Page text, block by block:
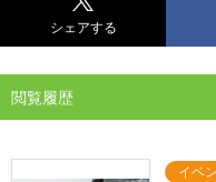
シェアする
閲覧履歴